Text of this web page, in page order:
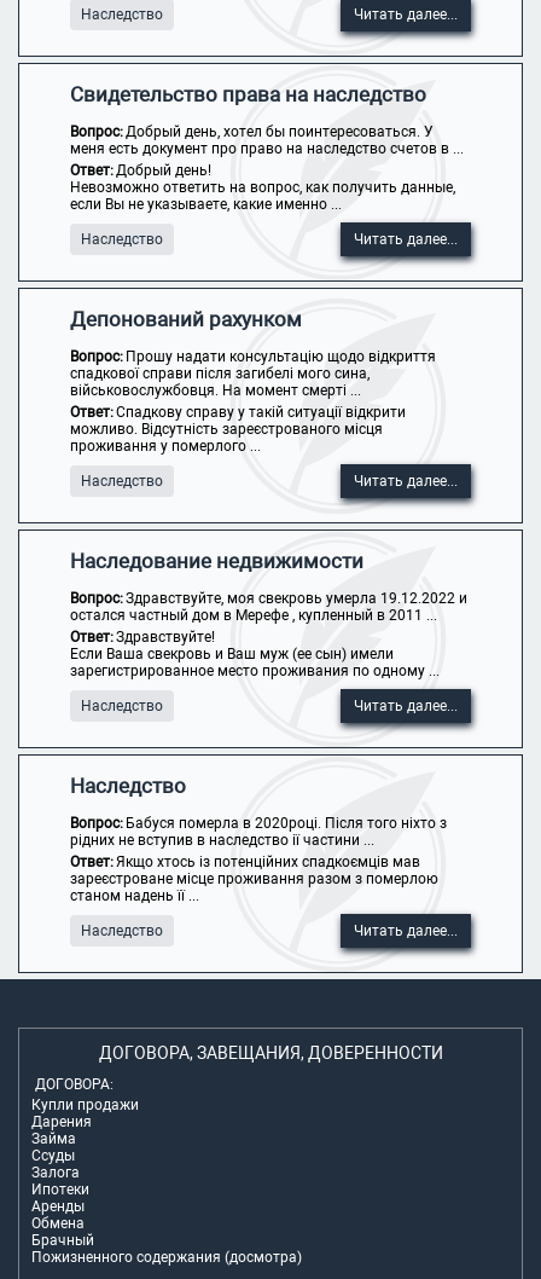
Наследство Читать далее...
Свидетельство права на наследство
Вопрос:Добрый день, хотел бы поинтересоваться. У
меня есть документ про право на наследство счетов в ...
Ответ:Добрый день!
Невозможно ответить на вопрос, как получить данные,
если Вы не указываете, какие именно ...
Наследство Читать далее...
Депонований рахунком
Вопрос: Прошу надати консультацію щодо відкриття
спадкової справи після загибелі мого сина,
військовослужбовця. На момент смерті ...
Ответ:Спадкову справу у такій ситуації відкрити
можливо. Відсутність зареєстрованого місця
проживання у померлого ...
Наследство Читать далее...
Наследование недвижимости
Вопрос:Здравствуйте, моя свекровь умерла 19.12.2022 и
остался частный дом в Мерефе , купленный в 2011 ...
Ответ:Здравствуйте!
Если Ваша свекровь и Ваш муж (ее сын) имели
зарегистрированное место проживания по одному ...
Наследство Читать далее...
Наследство
Вопрос: Бабуся померла в 2020році. Після того ніхто з
рідних не вступив в наследство ії частини ...
Ответ:Якщо хтось із потенційних спадкоємців мав
зареєстроване місце проживання разом з померлою
станом надень її ...
Наследство Читать далее...
ДОГОВОРА, ЗАВЕЩАНИЯ, ДОВЕРЕННОСТИ
ДОГОВОРА:
Купли продажи
Дарения
Займа
Ссуды
Залога
Ипотеки
Аренды
Обмена
Брачный
Пожизненного содержания (досмотра)